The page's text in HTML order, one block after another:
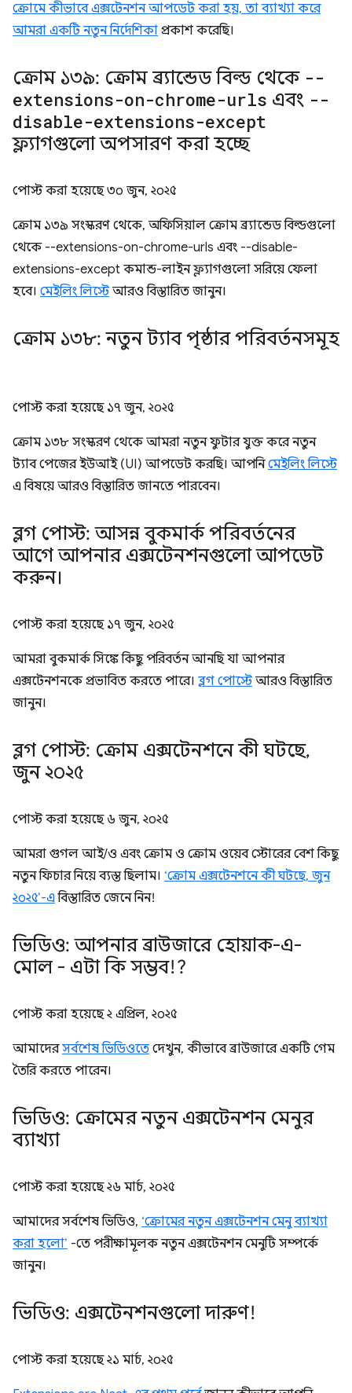
ক্রোমে কীভাবে এক্সটেনশন আপডেট করা হয়, তা ব্যাখ্যা করে
আমরা একটি নতুন নির্দেশিকা প্রকাশ করেছি।
ক্রোম ১৩৯: ক্রোম ব্র্যান্ডেড বিল্ড থেকে --
extensions-on-chrome-urls এবং --
disable-extensions-except
ফ্ল্যাগগুলো অপসারণ করা হচ্ছে
পোস্ট করা হয়েছে৩০ জুন, ২০২৫
ক্রোম ১৩৯ সংস্করণ থেকে, অফিসিয়াল ক্রোম ব্র্যান্ডেড বিল্ডগুলো
থেকে --extensions-on-chrome-urls এবং --disable-
extensions-except কমান্ড-লাইন ফ্ল্যাগগুলো সরিয়ে ফেলা
হবে। মেইলিং লিস্টেআরও বিস্তারিত জানুন।
ক্রোম ১৩৮: নতুন ট্যাব পৃষ্ঠার পরিবর্তনসমূহ
পোস্ট করা হয়েছে১৭ জুন, ২০২৫
ক্রোম ১৩৮ সংস্করণ থেকে আমরা নতুন ফুটার যুক্ত করে নতুন
ট্যাব পেজের ইউআই (UI) আপডেট করছি। আপনিমেইলিং লিস্টে
এ বিষয়ে আরও বিস্তারিত জানতে পারবেন।
ব্লগ পোস্ট: আসন্ন বুকমার্ক পরিবর্তনের
আগে আপনার এক্সটেনশনগুলো আপডেট
করুন।
পোস্ট করা হয়েছে১৭ জুন, ২০২৫
আমরা বুকমার্ক সিঙ্কে কিছু পরিবর্তন আনছি যা আপনার
এক্সটেনশনকে প্রভাবিত করতে পারে। ব্লগ পোস্টেআরও বিস্তারিত
জানুন।
ব্লগ পোস্ট: ক্রোম এক্সটেনশনে কী ঘটছে,
জুন ২০২৫
পোস্ট করা হয়েছে৬ জুন, ২০২৫
আমরা গুগল আই/ও এবং ক্রোম ও ক্রোম ওয়েব স্টোরের বেশ কিছু
নতুন ফিচার নিয়ে ব্যস্ত ছিলাম। ‘ক্রোম এক্সটেনশনে কী ঘটছে, জুন
২০২৫’-এবিস্তারিত জেনে নিন!
ভিডিও: আপনার ব্রাউজারে হোয়াক-এ-
মোল - এটা কি সম্ভব!?
পোস্ট করা হয়েছে২ এপ্রিল, ২০২৫
আমাদেরসর্বশেষ ভিডিওতে দেখুন, কীভাবে ব্রাউজারে একটি গেম
তৈরি করতে পারেন।
ভিডিও: ক্রোমের নতুন এক্সটেনশন মেনুর
ব্যাখ্যা
পোস্ট করা হয়েছে২৬ মার্চ, ২০২৫
আমাদের সর্বশেষ ভিডিও, ‘ক্রোমের নতুন এক্সটেনশন মেনু ব্যাখ্যা
করা হলো’ -তে পরীক্ষামূলক নতুন এক্সটেনশন মেনুটি সম্পর্কে
জানুন।
ভিডিও: এক্সটেনশনগুলো দারুণ!
পোস্ট করা হয়েছে২১ মার্চ, ২০২৫